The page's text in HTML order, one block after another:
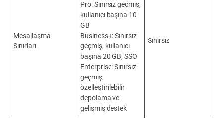
Mesajlaşma
Sınırları
Pro: Sınırsız geçmiş,
kullanıcı başına 10
GB
Business+: Sınırsız
geçmiş, kullanıcı
başına 20 GB, SSO
Enterprise: Sınırsız
geçmiş,
özelleştirilebilir
depolama ve
gelişmiş destek
Sınırsız